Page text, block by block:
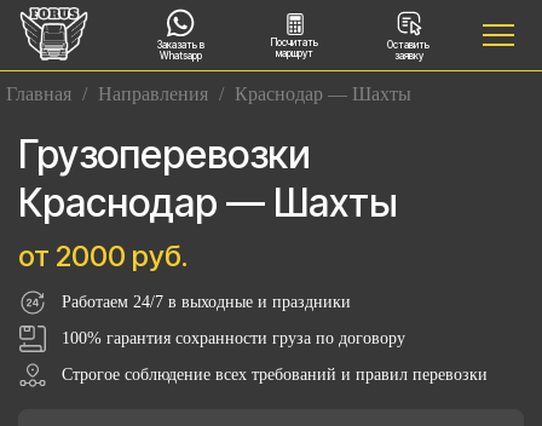
Заказать в
Whatsapp
Посчитать
маршрут
Оставить
заявку
Главная / Направления / Краснодар — Шахты
Грузоперевозки
Краснодар — Шахты
от 2000 руб.
Работаем 24/7 в выходные и праздники
100% гарантия сохранности груза по договору
Строгое соблюдение всех требований и правил перевозки